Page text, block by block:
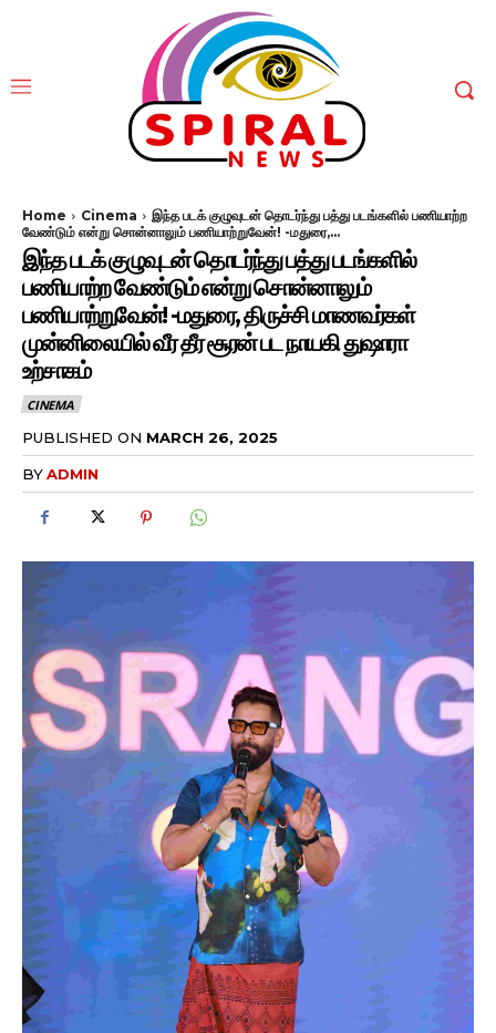
Home Cinema
இந்த படக் குழுவுடன் தொடர்ந்து பத்து படங்களில் பணியாற்ற
வேண்டும் என்று சொன்னாலும் பணியாற்றுவேன்! -மதுரை,...
இந்த படக் குழுவுடன் தொடர்ந்து பத்து படங்களில்
பணியாற்ற வேண்டும் என்று சொன்னாலும்
பணியாற்றுவேன்! -மதுரை, திருச்சி மாணவர்கள்
முன்னிலையில் வீர தீர சூரன் பட நாயகி துஷாரா
உற்சாகம்
CINEMA
PUBLISHED ON MARCH 26, 2025
BYADMIN